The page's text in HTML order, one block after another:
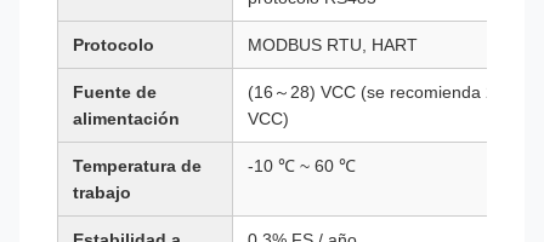
Protocolo MODBUS RTU, HART
Fuente de
alimentación
(16～28) VCC (se recomienda 24
VCC)
Temperatura de
trabajo
-10 ℃ ~ 60 ℃